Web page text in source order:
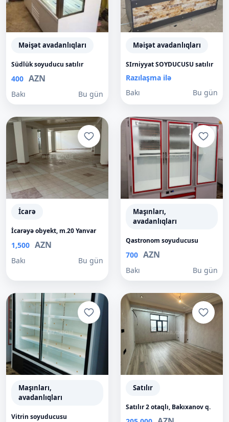
Məişət avadanlıqları
Südlük soyuducu satılır
400 AZN
Bakı Bu gün
Məişət avadanlıqları
SIrniyyat SOYDUCUSU satılır
Razılaşma ilə
Bakı
Bu gün
İcarə
İcarəyə obyekt, m.20 Yanvar
1,500 AZN
Bakı Bu gün
Maşınları,
avadanlıqları
Qastronom soyuducusu
700 AZN
Bakı Bu gün
Maşınları,
avadanlıqları
Vitrin soyuducusu
Satılır
Satılır 2 otaqlı, Bakıxanov q.